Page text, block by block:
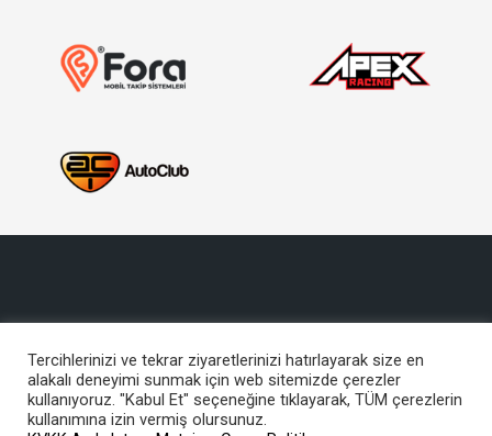
Copyright © 2017, Türkiye Otomobil Sporları Federasyonu
Bu site içeriğinin her türlü hakkı TOSFED’e aittir. İzinsiz kullanılamaz.
Tercihlerinizi ve tekrar ziyaretlerinizi hatırlayarak size en
alakalı deneyimi sunmak için web sitemizde çerezler
kullanıyoruz. "Kabul Et" seçeneğine tıklayarak, TÜM çerezlerin
kullanımına izin vermiş olursunuz.